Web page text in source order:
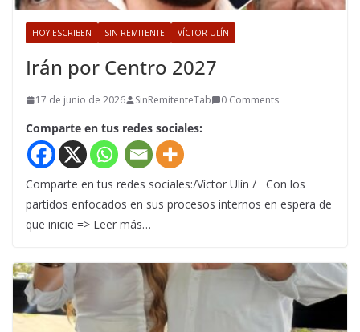
HOY ESCRIBEN SIN REMITENTE VÍCTOR ULÍN
Irán por Centro 2027
17 de junio de 2026 SinRemitenteTab 0 Comments
Comparte en tus redes sociales:
Comparte en tus redes sociales:/Víctor Ulín / Con los
partidos enfocados en sus procesos internos en espera de
que inicie => Leer más…